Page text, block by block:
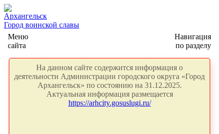
Архангельск
Город воинской славы
Меню
сайта
Навигация
по разделу
На данном сайте содержится информация о
деятельности Администрации городского округа «Город
Архангельск» по состоянию на 31.12.2025.
Актуальная информация размещается
https://arhcity.gosuslugi.ru/